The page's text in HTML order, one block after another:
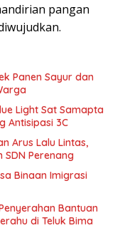
pangan
Panen Sayur dan
Light Sat Samapta
Antisipasi 3C
Arus Lalu Lintas,
Perenang
Binaan Imigrasi
Bantuan
di Teluk Bima